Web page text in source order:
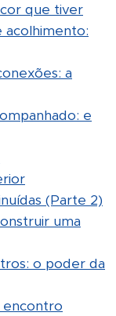
que tiver
a
e
(Parte 2)
uma
o poder da
encontro